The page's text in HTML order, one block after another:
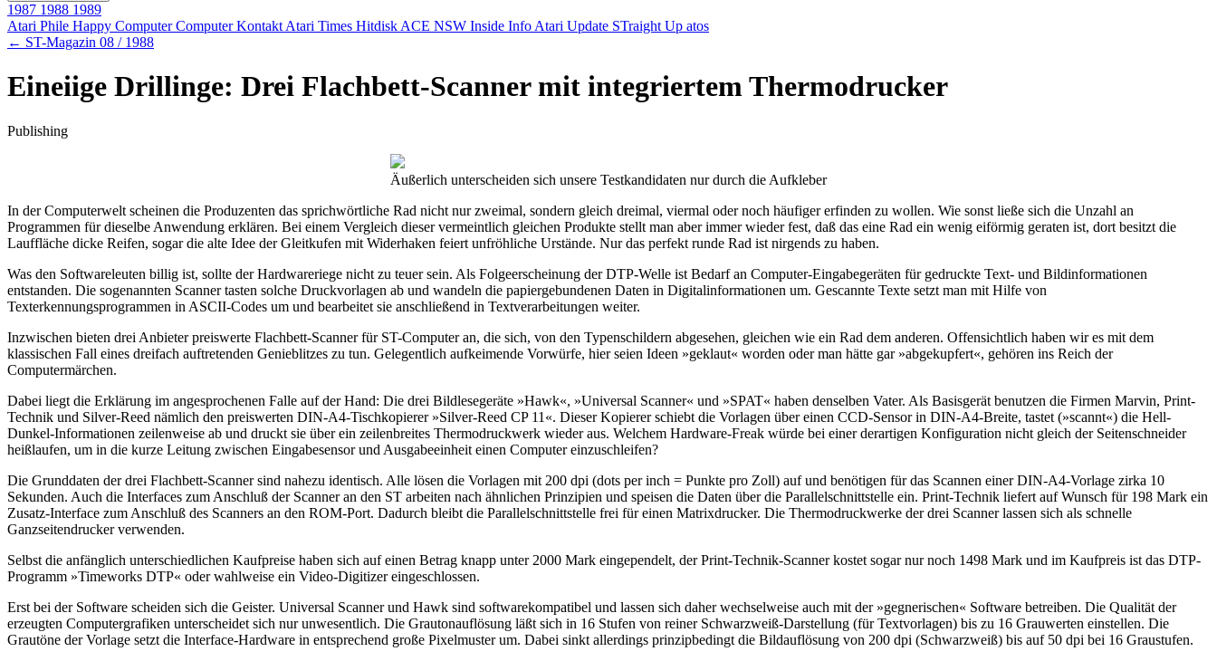
1987 1988 1989
Atari Phile Happy ComputerComputer Kontakt Atari Times Hitdisk ACE NSW Inside Info Atari Update STraight Up atos
← ST-Magazin 08 / 1988
Eineiige Drillinge: Drei Flachbett-Scanner mit integriertem Thermodrucker
Publishing
Äußerlich unterscheiden sich unsere Testkandidaten nur durch die Aufkleber
In der Computerwelt scheinen die Produzenten das sprichwörtliche Rad nicht nur zweimal, sondern gleich dreimal, viermal oder noch häufiger erfinden zu wollen. Wie sonst ließe sich die Unzahl an
Programmen für dieselbe Anwendung erklären. Bei einem Vergleich dieser vermeintlich gleichen Produkte stellt man aber immer wieder fest, daß das eine Rad ein wenig eiförmig geraten ist, dort besitzt die
Lauffläche dicke Reifen, sogar die alte Idee der Gleitkufen mit Widerhaken feiert unfröhliche Urstände. Nur das perfekt runde Rad ist nirgends zu haben.
Was den Softwareleuten billig ist, sollte der Hardwareriege nicht zu teuer sein. Als Folgeerscheinung der DTP-Welle ist Bedarf an Computer-Eingabegeräten für gedruckte Text- und Bildinformationen
entstanden. Die sogenannten Scanner tasten solche Druckvorlagen ab und wandeln die papiergebundenen Daten in Digitalinformationen um. Gescannte Texte setzt man mit Hilfe von
Texterkennungsprogrammen in ASCII-Codes um und bearbeitet sie anschließend in Textverarbeitungen weiter.
Inzwischen bieten drei Anbieter preiswerte Flachbett-Scanner für ST-Computer an, die sich, von den Typenschildern abgesehen, gleichen wie ein Rad dem anderen. Offensichtlich haben wir es mit dem
klassischen Fall eines dreifach auftretenden Genieblitzes zu tun. Gelegentlich aufkeimende Vorwürfe, hier seien Ideen »geklaut« worden oder man hätte gar »abgekupfert«, gehören ins Reich der
Computermärchen.
Dabei liegt die Erklärung im angesprochenen Falle auf der Hand: Die drei Bildlesegeräte »Hawk«, »Universal Scanner« und »SPAT« haben denselben Vater. Als Basisgerät benutzen die Firmen Marvin, Print-
Technik und Silver-Reed nämlich den preiswerten DIN-A4-Tischkopierer »Silver-Reed CP 11«. Dieser Kopierer schiebt die Vorlagen über einen CCD-Sensor in DIN-A4-Breite, tastet (»scannt«) die Hell-
Dunkel-Informationen zeilenweise ab und druckt sie über ein zeilenbreites Thermodruckwerk wieder aus. Welchem Hardware-Freak würde bei einer derartigen Konfiguration nicht gleich der Seitenschneider
heißlaufen, um in die kurze Leitung zwischen Eingabesensor und Ausgabeeinheit einen Computer einzuschleifen?
Die Grunddaten der drei Flachbett-Scanner sind nahezu identisch. Alle lösen die Vorlagen mit 200 dpi (dots per inch = Punkte pro Zoll) auf und benötigen für das Scannen einer DIN-A4-Vorlage zirka 10
Sekunden. Auch die Interfaces zum Anschluß der Scanner an den ST arbeiten nach ähnlichen Prinzipien und speisen die Daten über die Parallelschnittstelle ein. Print-Technik liefert auf Wunsch für 198 Mark ein
Zusatz-Interface zum Anschluß des Scanners an den ROM-Port. Dadurch bleibt die Parallelschnittstelle frei für einen Matrixdrucker. Die Thermodruckwerke der drei Scanner lassen sich als schnelle
Ganzseitendrucker verwenden.
Selbst die anfänglich unterschiedlichen Kaufpreise haben sich auf einen Betrag knapp unter 2000 Mark eingependelt, der Print-Technik-Scanner kostet sogar nur noch 1498 Mark und im Kaufpreis ist das DTP-
Programm »Timeworks DTP« oder wahlweise ein Video-Digitizer eingeschlossen.
Erst bei der Software scheiden sich die Geister. Universal Scanner und Hawk sind softwarekompatibel und lassen sich daher wechselweise auch mit der »gegnerischen« Software betreiben. Die Qualität der
erzeugten Computergrafiken unterscheidet sich nur unwesentlich. Die Grautonauflösung läßt sich in 16 Stufen von reiner Schwarzweiß-Darstellung (für Textvorlagen) bis zu 16 Grauwerten einstellen. Die
Grautöne der Vorlage setzt die Interface-Hardware in entsprechend große Pixelmuster um. Dabei sinkt allerdings prinzipbedingt die Bildauflösung von 200 dpi (Schwarzweiß) bis auf 50 dpi bei 16 Graustufen.